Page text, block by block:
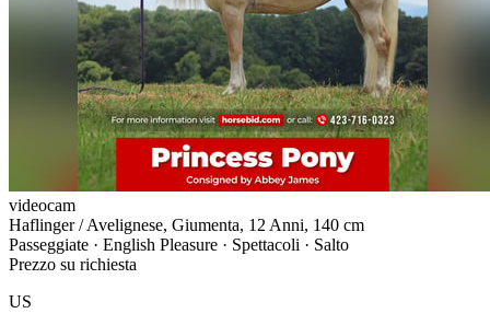
videocam
Haflinger / Avelignese, Giumenta, 12 Anni, 140 cm
Passeggiate · English Pleasure · Spettacoli · Salto
Prezzo su richiesta
US